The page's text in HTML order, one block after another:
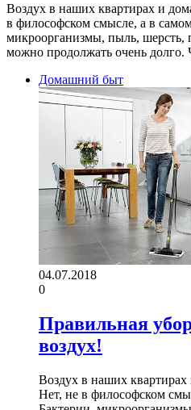
Воздух в наших квартирах и
в философском смысле, а в
микроорганизмы, пыль,
можно продолжать очень
Домашний быт
04.07.2018
0
Правильная
воздух!
Воздух в наших
Нет, не в философском